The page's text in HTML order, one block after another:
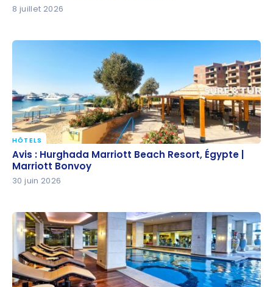
8 juillet 2026
Avis : Hurghada Marriott Beach Resort, Égypte |
Marriott Bonvoy
HÔTELS
Avis : Hurghada Marriott Beach Resort, Égypte |
Marriott Bonvoy
30 juin 2026